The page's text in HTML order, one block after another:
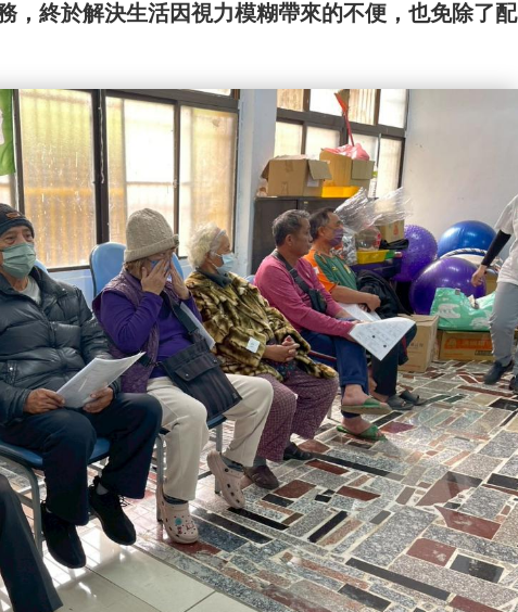
，終於解決生活因視力模糊帶來的不便，也免除了配